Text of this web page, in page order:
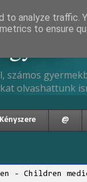
számos
olvashattunk
@
- Children
analyze traffic.
to ensure